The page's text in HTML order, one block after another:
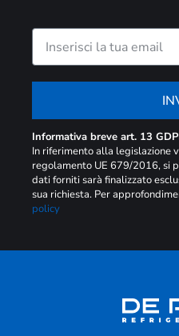
Informativa breve art. 13
In riferimento alla legislazione
regolamento UE 679/2016, si
dati forniti sarà finalizzato
sua richiesta. Per
policy